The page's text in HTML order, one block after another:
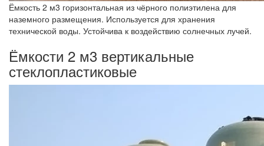
Ёмкость 2 м3 горизонтальная из чёрного полиэтилена для
наземного размещения. Используется для хранения
технической воды. Устойчива к воздействию солнечных лучей.
Ёмкости 2 м3 вертикальные
стеклопластиковые